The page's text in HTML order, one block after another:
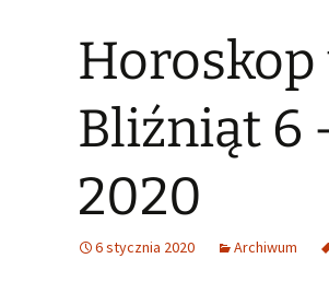
Bliźniąt 6
2020
6 stycznia 2020 Archiwum